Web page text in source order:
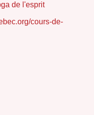
de l'esprit
cours-de-